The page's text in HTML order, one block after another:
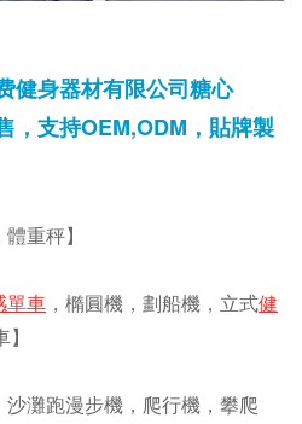
身器材有限公司糖心
，支持OEM,ODM，貼牌製
重秤】
單車 ，橢圓機，劃船機，立式健
灘跑漫步機，爬行機，攀爬